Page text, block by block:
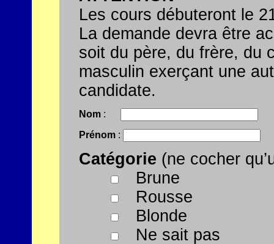
Les cours débuteront le
La demande devra être
soit du père, du frère, du
masculin exerçant une
candidate.
Nom :
Prénom :
Catégorie (ne cocher
Brune
Rousse
Blonde
Ne sait pas